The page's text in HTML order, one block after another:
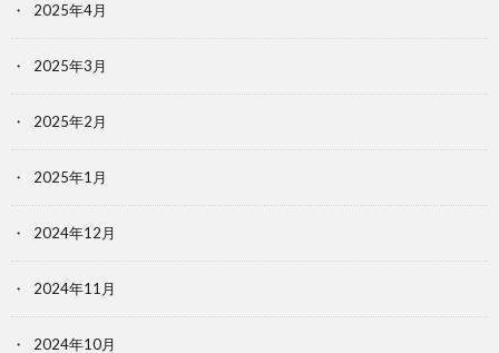
2025年4月
2025年3月
2025年2月
2025年1月
2024年12月
2024年11月
2024年10月